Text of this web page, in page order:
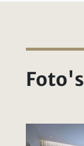
Foto's